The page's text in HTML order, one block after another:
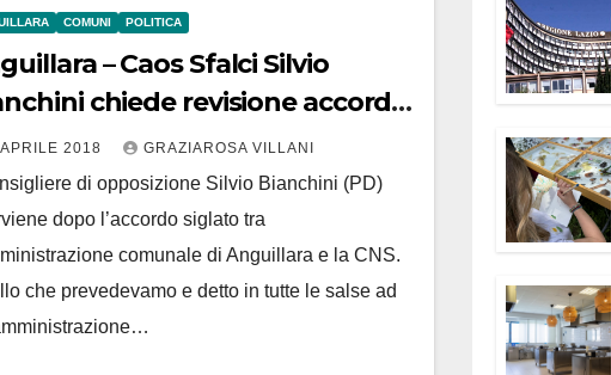
COMUNI POLITICA
– Caos Sfalci Silvio
chiede revisione accordo.
sbagliate ai danni dei
2018 GRAZIAROSA VILLANI
di opposizione Silvio Bianchini (PD)
dopo l’accordo siglato tra
comunale di Anguillara e la CNS.
che prevedevamo e detto in tutte le salse ad